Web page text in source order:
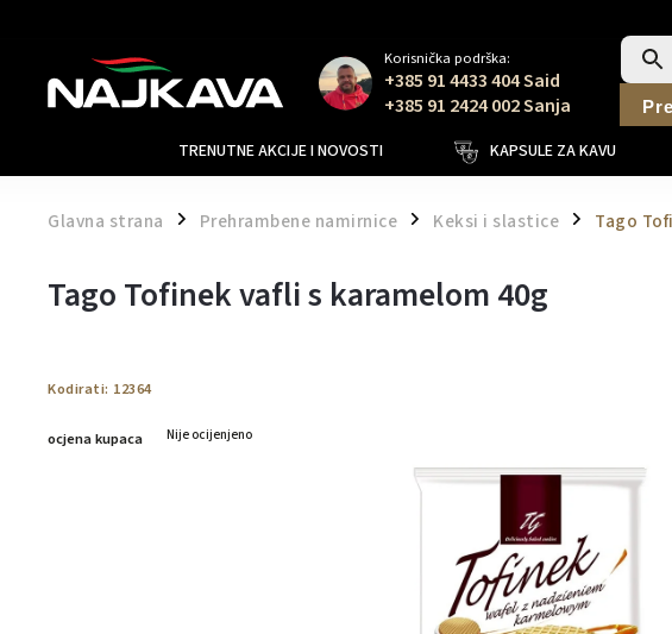
Korisnička podrška:
+385 91 4433 404 Said
+385 91 2424 002 Sanja
TRENUTNE AKCIJE I NOVOSTI KAPSULE ZA KAVU
Glavna strana / Prehrambene namirnice / Keksi i slastice / Tago
Tago Tofinek vafli s karamelom 40g
Kodirati: 12364
ocjena kupaca Nije ocijenjeno